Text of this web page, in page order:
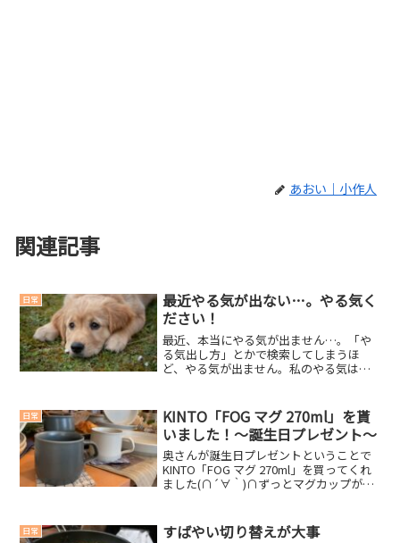
あおい｜小作人
関連記事
日常
最近やる気が出ない…。やる気く
ださい！
最近、本当にやる気が出ません…。「や
る気出し方」とかで検索してしまうほ
ど、やる気が出ません。私のやる気はど
べてみるか…。不毛な時間を過ごし後悔
何のやる気も起きない日々。...
日常
KINTO「FOG マグ 270ml」を貰
いました！～誕生日プレゼント～
奥さんが誕生日プレゼントということで
KINTO「FOG マグ 270ml」を買ってくれ
ました(∩´∀｀)∩ずっとマグカップが欲
(function(b,c,f,g,a,d,...
日常 すばやい切り替えが大事